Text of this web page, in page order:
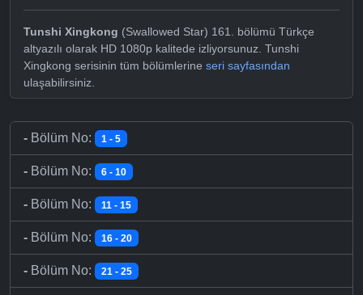
Tunshi Xingkong (Swallowed Star) 161. bölümü Türkçe
altyazılı olarak HD 1080p kalitede izliyorsunuz. Tunshi
Xingkong serisinin tüm bölümlerine seri sayfasından
ulaşabilirsiniz.
- Bölüm No: 1 - 5
- Bölüm No: 6 - 10
- Bölüm No: 11 - 15
- Bölüm No: 16 - 20
- Bölüm No: 21 - 25